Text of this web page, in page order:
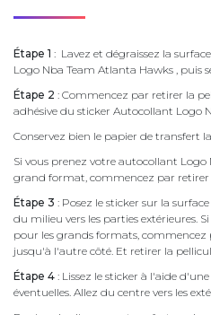
Étape 1 : Lavez et dégraissez la
Logo Nba Team Atlanta Hawks , puis
Étape 2 : Commencez par retirer la
adhésive du sticker Autocollant Logo
Conservez bien le papier de transfert
Si vous prenez votre autocollant
grand format, commencez par
Étape 3 : Posez le sticker sur la
du milieu vers les parties extérieures.
pour les grands formats,
jusqu'à l'autre côté. Et retirer la
Étape 4 : Lissez le sticker à l'aide
éventuelles. Allez du centre vers les